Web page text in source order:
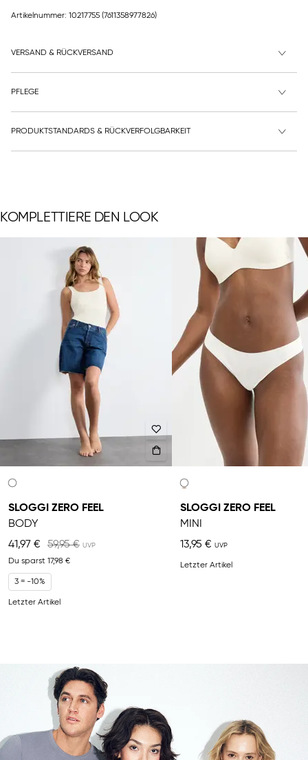
Artikelnummer: 10217755 (7611358977826)
VERSAND & RÜCKVERSAND
PFLEGE
PRODUKTSTANDARDS & RÜCKVERFOLGBARKEIT
KOMPLETTIERE DEN LOOK
SLOGGI ZERO FEEL
BODY
41,97 €
59,95 €
Du sparst 17,98 €
3 = -10%
Letzter Artikel
SLOGGI ZERO FEEL
MINI
13,95 €
Letzter Artikel